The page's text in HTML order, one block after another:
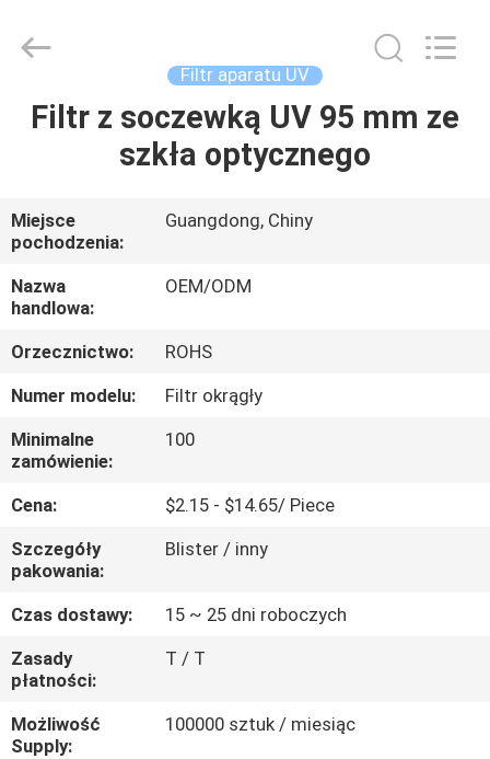
DOM
O
NAS
WYCIECZKA
PO
FABRYCE
KONTROLA
JAKOŚCI
SKONTAKTUJ
SIĘ
Z
NAMI
Technology
Ltd..
Filtr aparatu UV
Filtr z soczewką UV 95 mm ze
szkła optycznego
Miejsce
pochodzenia:
Guangdong, Chiny
Nazwa
handlowa:
OEM/ODM
Orzecznictwo:
ROHS
Numer modelu:
Filtr okrągły
Minimalne
zamówienie:
100
Cena:
$2.15 - $14.65/ Piece
Szczegóły
pakowania:
Blister / inny
Czas dostawy:
15 ~ 25 dni roboczych
Zasady
płatności:
T / T
Możliwość
Supply:
100000 sztuk / miesiąc